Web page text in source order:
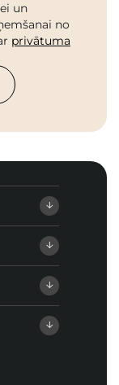
un
no
privātuma